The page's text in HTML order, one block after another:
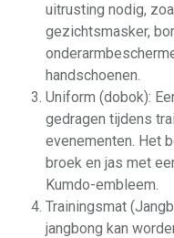
uitrusting nodig,
gezichtsmasker,
handschoenen.
Uniform (dobok):
gedragen tijdens
evenementen. Het
broek en jas met
Kumdo-embleem.
Trainingsmat
jangbong kan